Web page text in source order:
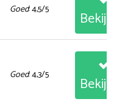
Goed: 4,5/5
Goed: 4,3/5